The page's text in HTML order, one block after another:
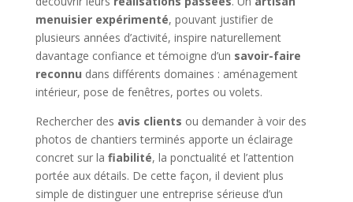
menuisier expérimenté, pouvant justifier de
plusieurs années d’activité, inspire naturellement
davantage confiance et témoigne d’un savoir-faire
reconnu dans différents domaines : aménagement
intérieur, pose de fenêtres, portes ou volets.
Rechercher des avis clients ou demander à voir des
photos de chantiers terminés apporte un éclairage
concret sur la fiabilité, la ponctualité et l’attention
portée aux détails. De cette façon, il devient plus
simple de distinguer une entreprise sérieuse d’un